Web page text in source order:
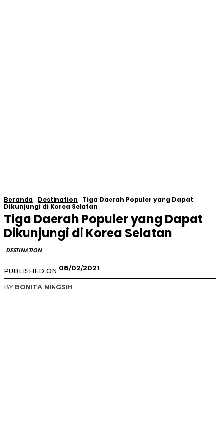
Beranda Destination
Tiga Daerah Populer yang Dapat
Dikunjungi di Korea Selatan
Tiga Daerah Populer yang Dapat
Dikunjungi di Korea Selatan
DESTINATION
PUBLISHED ON 08/02/2021
BY BONITA NINGSIH